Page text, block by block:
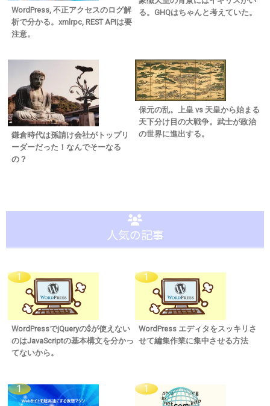
WordPress, 不正アクセスのログ解
析で分かる。xmlrpc, REST APIは要
注意。
る。GHQはちゃんと考えていた。
鎌倉時代は孫請け会社がトップリ
ーダーだった！なんでそーなる
の？
保元の乱。上皇 vs 天皇から始まる
天下分け目の大戦争。武士が政治
の世界に進出する。
人気の記事
WordPressでjQueryの$が使えない
のはJavaScriptの基本構文を分かっ
てないから。
WordPress エディタをスッキリさ
せて編集作業に集中させる方法